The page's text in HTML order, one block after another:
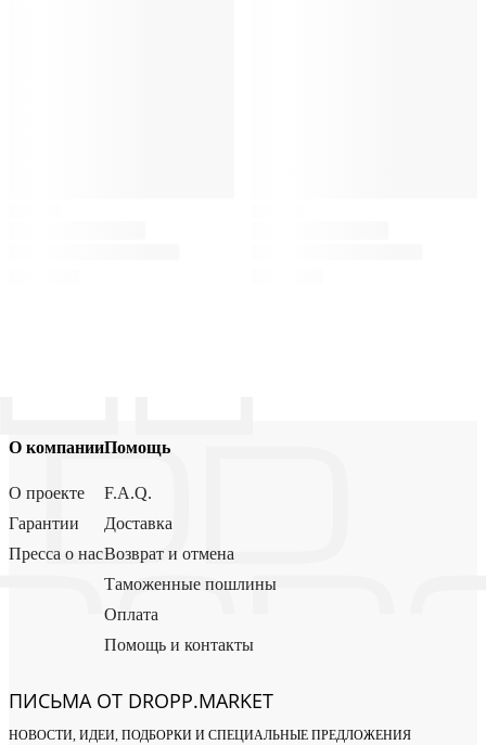
О компании
О проекте
Гарантии
Пресса о нас
Помощь
F.A.Q.
Доставка
Возврат и отмена
Таможенные пошлины
Оплата
Помощь и контакты
ПИСЬМА ОТ DROPP.MARKET
НОВОСТИ, ИДЕИ, ПОДБОРКИ И СПЕЦИАЛЬНЫЕ ПРЕДЛОЖЕНИЯ